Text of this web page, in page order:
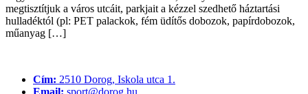
megtisztítjuk a város utcáit, parkjait a kézzel szedhető háztartási
hulladéktól (pl: PET palackok, fém üdítős dobozok, papírdobozok,
műanyag […]
Cím: 2510 Dorog, Iskola utca 1.
Email: sport@dorog.hu